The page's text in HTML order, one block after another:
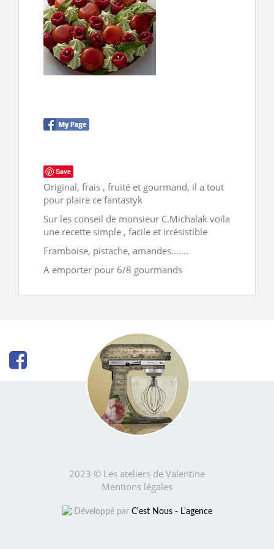
CONTACT
Save
Original, frais , fruité et gourmand, il a tout
pour plaire ce fantastyk
Sur les conseil de monsieur C.Michalak voila
une recette simple , facile et irrésistible
Framboise, pistache, amandes…….
A emporter pour 6/8 gourmands
2023 © Les ateliers de Valentine
Mentions légales
Développé par C'est Nous - L'agence